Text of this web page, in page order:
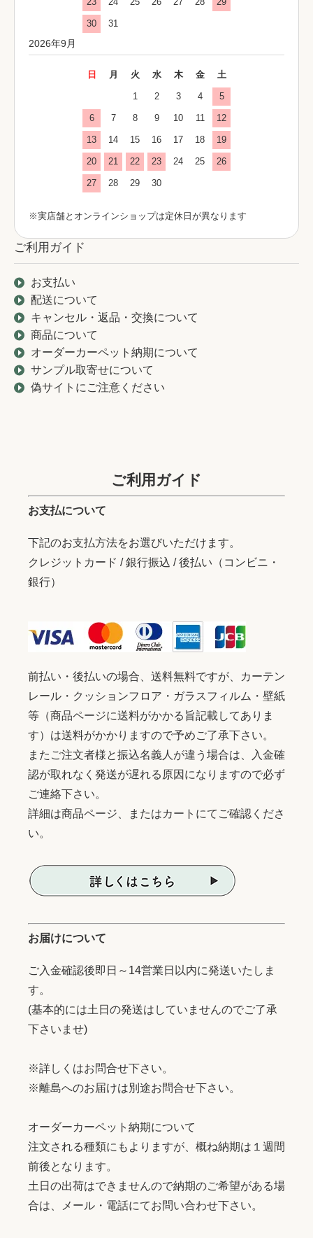
30 31
2026年9月
日 月 火 水 木 金 土
1 2 3 4 5
6 7 8 9 10 11 12
13 14 15 16 17 18 19
20 21 22 23 24 25 26
27 28 29 30
※実店舗とオンラインショップは定休日が異なります
ご利用ガイド
お支払い
配送について
キャンセル・返品・交換について
商品について
オーダーカーペット納期について
サンプル取寄せについて
偽サイトにご注意ください
ご利用ガイド
お支払について
下記のお支払方法をお選びいただけます。
クレジットカード / 銀行振込 / 後払い（コンビニ・
銀行）
前払い・後払いの場合、送料無料ですが、カーテン
レール・クッションフロア・ガラスフィルム・壁紙
等（商品ページに送料がかかる旨記載してありま
す）は送料がかかりますので予めご了承下さい。
またご注文者様と振込名義人が違う場合は、入金確
認が取れなく発送が遅れる原因になりますので必ず
ご連絡下さい。
詳細は商品ページ、またはカートにてご確認くださ
い。
お届けについて
ご入金確認後即日～14営業日以内に発送いたしま
す。
(基本的には土日の発送はしていませんのでご了承
下さいませ)
※詳しくはお問合せ下さい。
※離島へのお届けは別途お問合せ下さい。
オーダーカーペット納期について
注文される種類にもよりますが、概ね納期は１週間
前後となります。
土日の出荷はできませんので納期のご希望がある場
合は、メール・電話にてお問い合わせ下さい。